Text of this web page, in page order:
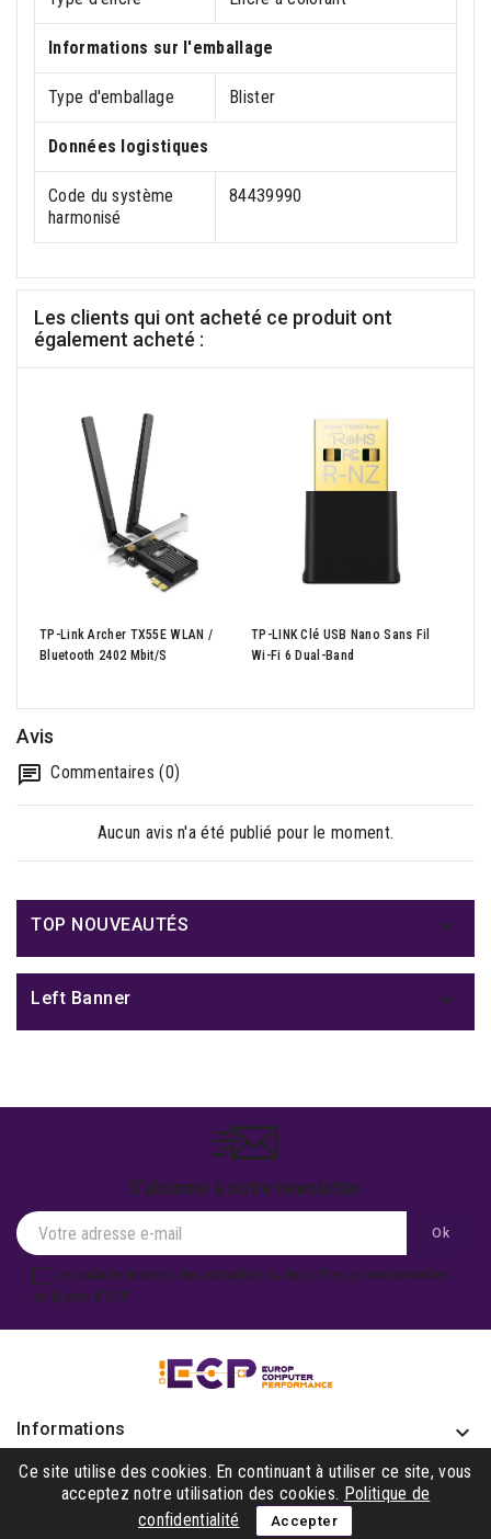
Informations sur l'emballage
Type d'emballage Blister
Données logistiques
Code du système
harmonisé
84439990
Les clients qui ont acheté ce produit ont
également acheté :
TP-Link Archer TX55E WLAN /
Bluetooth 2402 Mbit/s
TP-LINK Clé USB Nano Sans Fil
Wi-Fi 6 Dual-Band
Avis
Commentaires (0)
Aucun avis n'a été publié pour le moment.
TOP NOUVEAUTÉS 
Left Banner 
S'abonner à notre newsletter
Je souhaite recevoir des actualités ou des offres promotionnelles
de la part d'ECP.
Informations keyboard_arrow_down
Produits 
Notre société
Ce site utilise des cookies. En continuant à utiliser ce site, vous
acceptez notre utilisation des cookies. Politique de
confidentialité
Accepter